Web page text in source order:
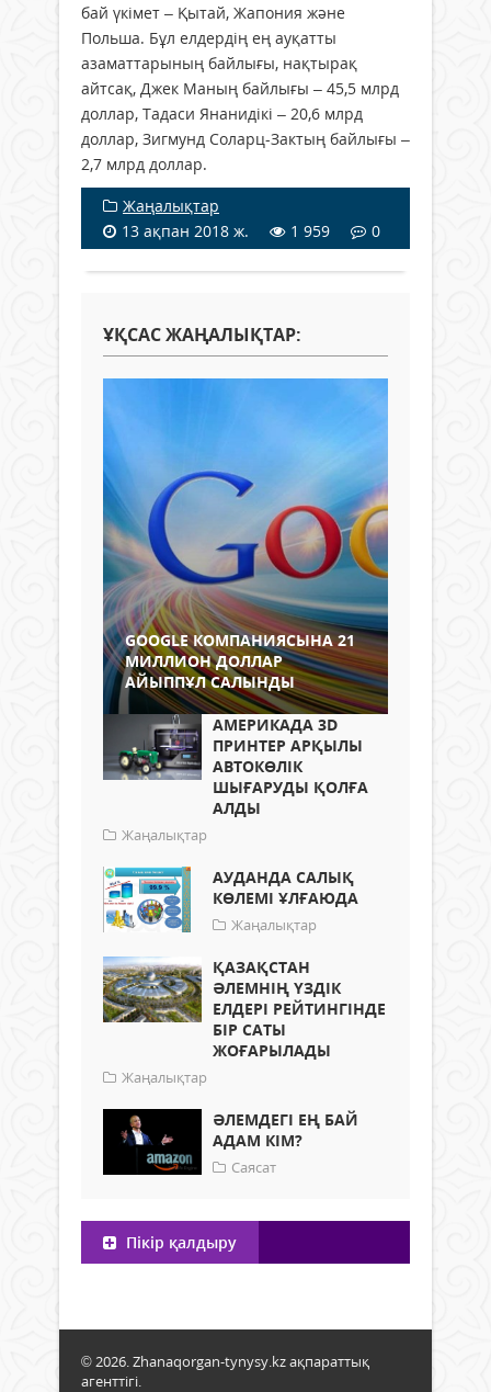
бай үкімет – Қытай, Жапония және
Польша. Бұл елдердің ең ауқатты
азаматтарының байлығы, нақтырақ
айтсақ, Джек Маның байлығы – 45,5 млрд
доллар, Тадаси Янанидікі – 20,6 млрд
доллар, Зигмунд Соларц-Зактың байлығы –
2,7 млрд доллар.
Жаңалықтар
13 ақпан 2018 ж.
1 959 0
ҰҚСАС ЖАҢАЛЫҚТАР:
GOOGLE КОМПАНИЯСЫНА 21
МИЛЛИОН ДОЛЛАР
АЙЫППҰЛ САЛЫНДЫ
АМЕРИКАДА 3D
ПРИНТЕР АРҚЫЛЫ
АВТОКӨЛІК
ШЫҒАРУДЫ ҚОЛҒА
АЛДЫ
Жаңалықтар
АУДАНДА САЛЫҚ
КӨЛЕМІ ҰЛҒАЮДА
Жаңалықтар
ҚАЗАҚСТАН
ӘЛЕМНІҢ ҮЗДІК
ЕЛДЕРІ РЕЙТИНГІНДЕ
БІР САТЫ
ЖОҒАРЫЛАДЫ
Жаңалықтар
ӘЛЕМДЕГІ ЕҢ БАЙ
АДАМ КІМ?
Саясат
Пікір қалдыру
© 2026. Zhanaqorgan-tynysy.kz ақпараттық
агенттігі.